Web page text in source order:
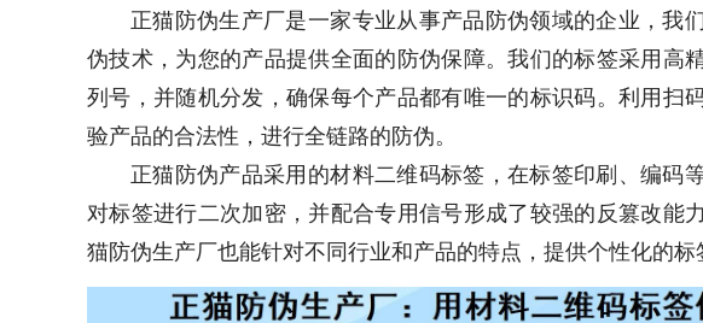
正猫防伪生产厂是一家专业从事产品防伪领域的企业，我
伪技术，为您的产品提供全面的防伪保障。我们的标签采用高
列号，并随机分发，确保每个产品都有唯一的标识码。利用扫
验产品的合法性，进行全链路的防伪。
正猫防伪产品采用的材料二维码标签，在标签印刷、编码
对标签进行二次加密，并配合专用信号形成了较强的反篡改能
猫防伪生产厂也能针对不同行业和产品的特点，提供个性化的标